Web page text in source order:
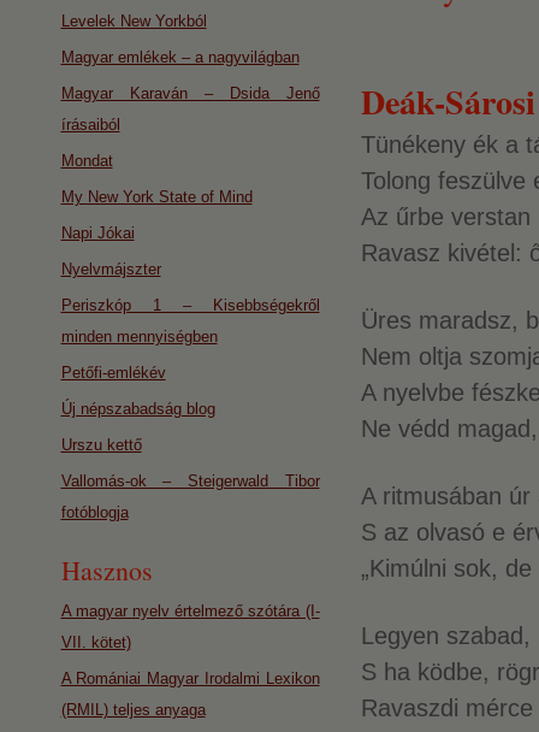
Deák-
Tünékeny ék a
Tolong feszülve
Az űrbe
Ravasz kivétel:
Üres maradsz,
Nem oltja
A nyelvbe
Ne védd
A ritmusában úr
S az olvasó e
„Kimúlni sok,
Legyen
S ha ködbe,
Ravaszdi
Levelek New Yorkból
Magyar emlékek – a nagyvilágban
Magyar Karaván – Dsida Jenő
írásaiból
Mondat
My New York State of Mind
Napi Jókai
Nyelvmájszter
Periszkóp 1 – Kisebbségekről
minden mennyiségben
Petőfi-emlékév
Új népszabadság blog
Urszu kettő
Vallomás-ok – Steigerwald Tibor
fotóblogja
Hasznos
A magyar nyelv értelmező szótára (I-
VII. kötet)
A Romániai Magyar Irodalmi Lexikon
(RMIL) teljes anyaga